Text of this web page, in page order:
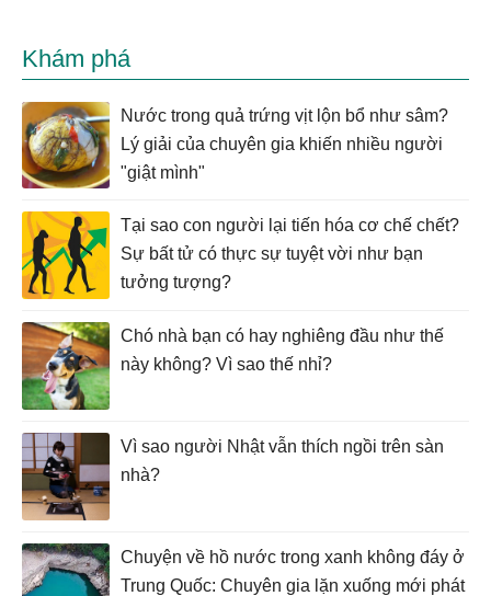
Khám phá
Nước trong quả trứng vịt lộn bổ như sâm?
Lý giải của chuyên gia khiến nhiều người
"giật mình"
Tại sao con người lại tiến hóa cơ chế chết?
Sự bất tử có thực sự tuyệt vời như bạn
tưởng tượng?
Chó nhà bạn có hay nghiêng đầu như thế
này không? Vì sao thế nhỉ?
Vì sao người Nhật vẫn thích ngồi trên sàn
nhà?
Chuyện về hồ nước trong xanh không đáy ở
Trung Quốc: Chuyên gia lặn xuống mới phát